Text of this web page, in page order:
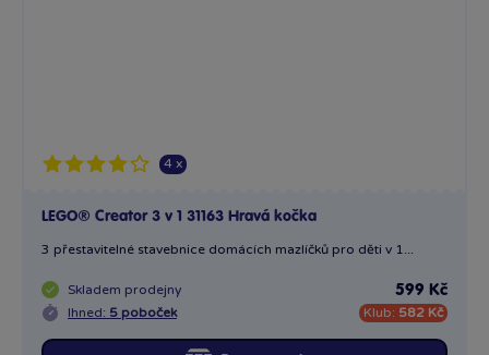
4 x
LEGO® Creator 3 v 1 31163 Hravá kočka
3 přestavitelné stavebnice domácích mazlíčků pro děti v 1...
Skladem prodejny
Ihned: 5 poboček
599 Kč
Klub: 582 Kč